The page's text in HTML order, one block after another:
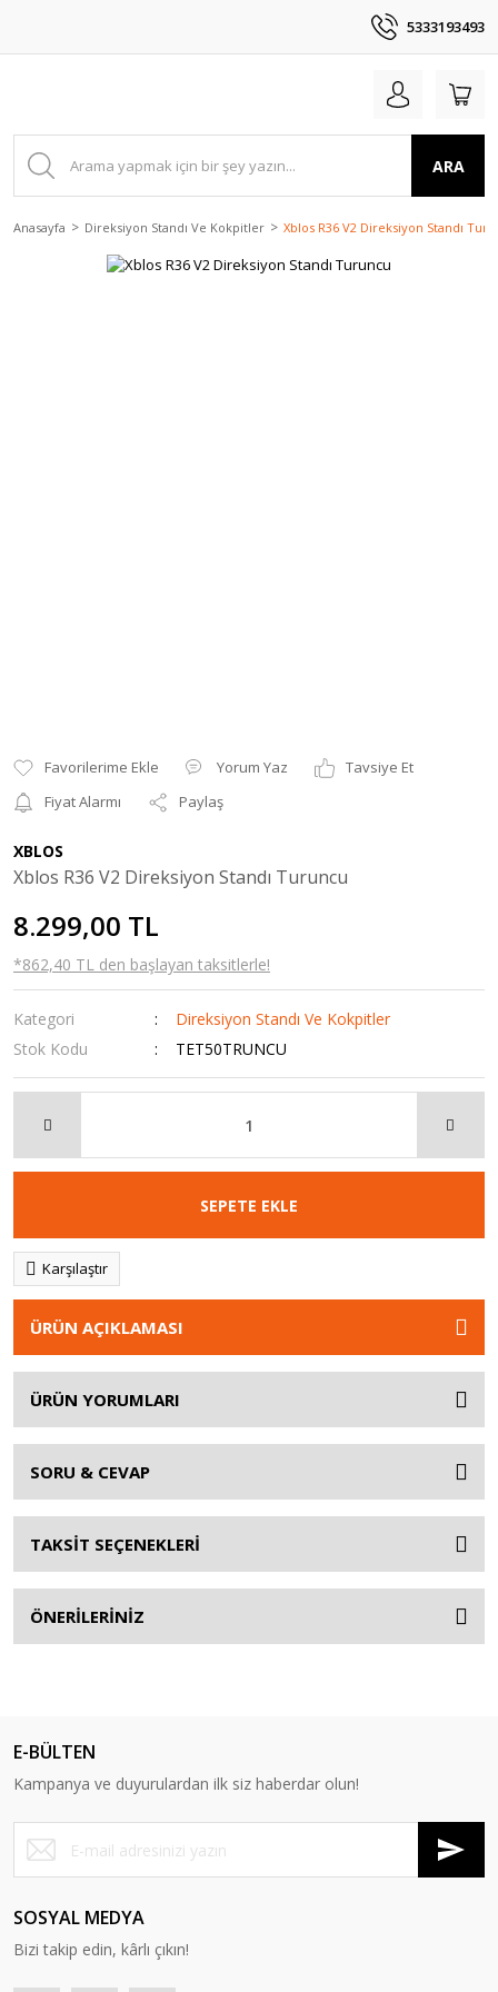
5333193493
ARA
Anasayfa Direksiyon Standı Ve Kokpitler Xblos R36 V2 Direksiyon Standı
Yorum Yaz
Tavsiye Et
Fiyat Alarmı
Paylaş
XBLOS
Xblos R36 V2 Direksiyon Standı Turuncu
8.299,00 TL
*862,40 TL den başlayan taksitlerle!
Kategori
Direksiyon Standı Ve Kokpitler
Stok Kodu
TET50TRUNCU
SEPETE EKLE
Karşılaştır
ÜRÜN AÇIKLAMASI
ÜRÜN YORUMLARI
SORU & CEVAP
TAKSİT SEÇENEKLERİ
ÖNERİLERİNİZ
E-BÜLTEN
Kampanya ve duyurulardan ilk siz haberdar olun!
SOSYAL MEDYA
Bizi takip edin, kârlı çıkın!